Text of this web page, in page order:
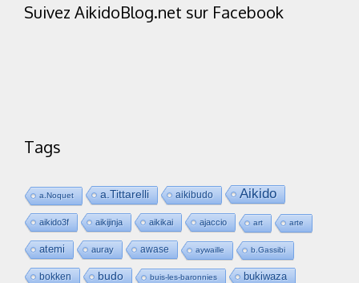
Suivez AikidoBlog.net sur Facebook
Tags
a.Noquet a.Tittarelli aikibudo Aikido
aikido3f aikijinja aikikai ajaccio art arte
atemi auray awase aywaille b.Gassibi
bokken budo buis-les-baronnies bukiwaza